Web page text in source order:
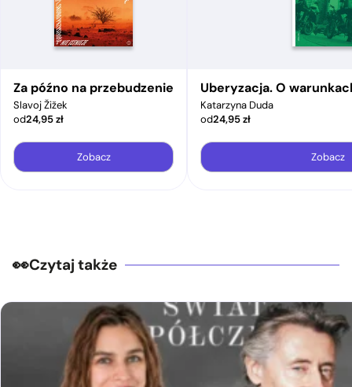
Za późno na przebudzenie
Slavoj Žižek
od24,95zł
Zobacz
Uberyzacja. O
Katarzyna Duda
od24,95zł
Zobacz
Czytaj także